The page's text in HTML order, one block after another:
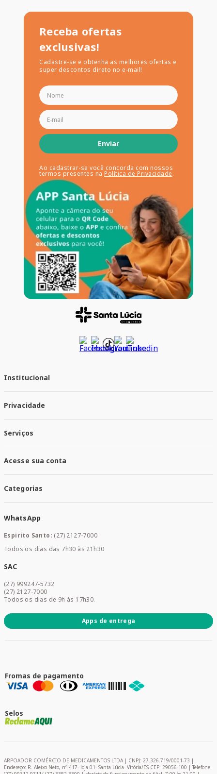
Receba ofertas
exclusivas!
Cadastre-se e obtenha as melhores ofertas e
super descontos direto no e-mail!
Enviar
Ao cadastrar-se você concorda com nossos
termos presentes na Política de Privacidade.
Institucional
Trabalhe conosco
Responsabilidade Social
Nossas Lojas
Privacidade
Política de Entrega
Trocas e Devoluções
Serviços
Santa Mais Exames
Santa Mais Serviços
Santa Mais Convenios
Acesse sua conta
Meus Pedidos
Categorias
Saúde e Bem-estar
Mamães e Bebê
Dermocosméticos
Promoções
WhatsApp
Espirito Santo: (27) 2127-7000
Todos os dias das 7h30 às 21h30
SAC
(27) 999247-5732
(27) 2127-7000
Todos os dias de 9h às 17h30.
Apps de entrega
Fromas de pagamento
Selos
ARPOADOR COMÉRCIO DE MEDICAMENTOS LTDA | CNPJ: 27.326.719/0001-73 |
Endereço: R. Aleixo Neto, nº 417- loja 01- Santa Lúcia- Vitória/ES CEP: 29056-100 | Telefone: